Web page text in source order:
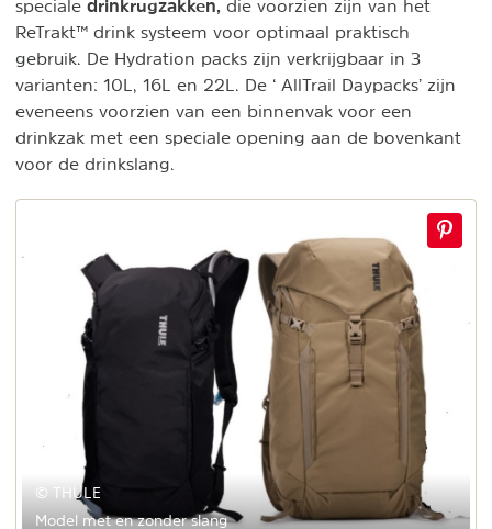
speciale drinkrugzakken, die voorzien zijn van het
ReTrakt™ drink systeem voor optimaal praktisch
gebruik. De Hydration packs zijn verkrijgbaar in 3
varianten: 10L, 16L en 22L. De ‘ AllTrail Daypacks’ zijn
eveneens voorzien van een binnenvak voor een
drinkzak met een speciale opening aan de bovenkant
voor de drinkslang.
© THULE
Model met en zonder slang